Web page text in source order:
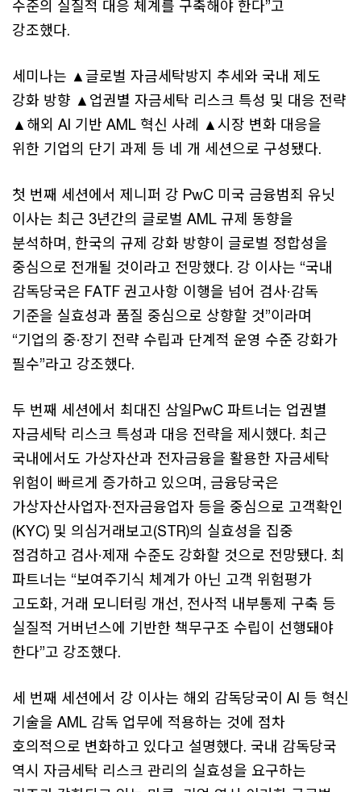
수준의 실질적 대응 체계를 구축해야 한다”고
강조했다.
세미나는 ▲글로벌 자금세탁방지 추세와 국내 제도
강화 방향 ▲업권별 자금세탁 리스크 특성 및 대응 전략
▲해외 AI 기반 AML 혁신 사례 ▲시장 변화 대응을
위한 기업의 단기 과제 등 네 개 세션으로 구성됐다.
첫 번째 세션에서 제니퍼 강 PwC 미국 금융범죄 유닛
이사는 최근 3년간의 글로벌 AML 규제 동향을
분석하며, 한국의 규제 강화 방향이 글로벌 정합성을
중심으로 전개될 것이라고 전망했다. 강 이사는 “국내
감독당국은 FATF 권고사항 이행을 넘어 검사·감독
기준을 실효성과 품질 중심으로 상향할 것”이라며
“기업의 중·장기 전략 수립과 단계적 운영 수준 강화가
필수”라고 강조했다.
두 번째 세션에서 최대진 삼일PwC 파트너는 업권별
자금세탁 리스크 특성과 대응 전략을 제시했다. 최근
국내에서도 가상자산과 전자금융을 활용한 자금세탁
위험이 빠르게 증가하고 있으며, 금융당국은
가상자산사업자·전자금융업자 등을 중심으로 고객확인
(KYC) 및 의심거래보고(STR)의 실효성을 집중
점검하고 검사·제재 수준도 강화할 것으로 전망됐다. 최
파트너는 “보여주기식 체계가 아닌 고객 위험평가
고도화, 거래 모니터링 개선, 전사적 내부통제 구축 등
실질적 거버넌스에 기반한 책무구조 수립이 선행돼야
한다”고 강조했다.
세 번째 세션에서 강 이사는 해외 감독당국이 AI 등 혁신
기술을 AML 감독 업무에 적용하는 것에 점차
호의적으로 변화하고 있다고 설명했다. 국내 감독당국
역시 자금세탁 리스크 관리의 실효성을 요구하는